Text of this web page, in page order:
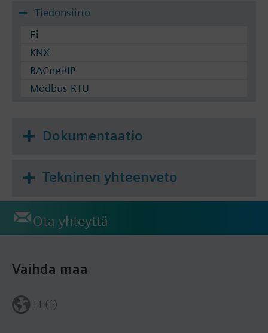
Tiedonsiirto
Ei
KNX
BACnet/IP
Modbus RTU
Dokumentaatio
Tekninen yhteenveto
Ota yhteyttä
Vaihda maa
FI (fi)